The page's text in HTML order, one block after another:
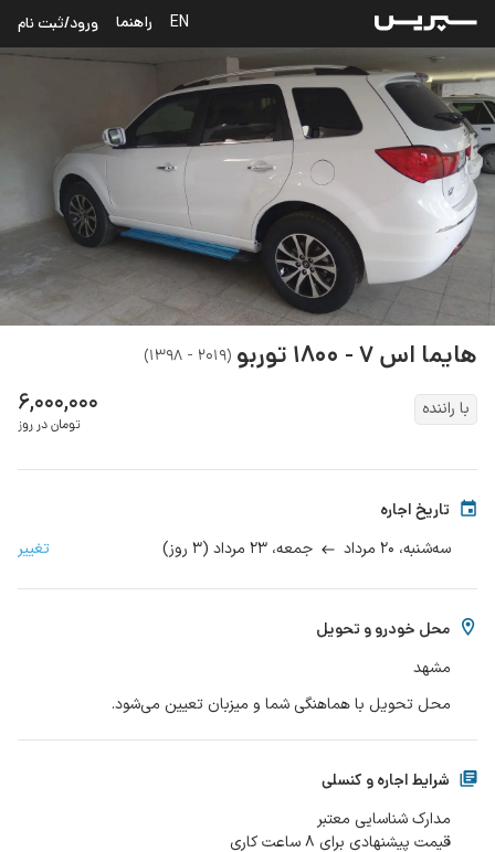
EN راهنما ورود/ثبت نام
هایما اس ۷ - ۱۸۰۰ توربو (۲۰۱۹ - ۱۳۹۸ )
با راننده ۶,۰۰۰,۰۰۰
تومان در روز
تاریخ اجاره
سه‌شنبه، جمعه، (۳ روز) تغییر
محل خودرو و تحویل
مشهد
محل تحویل با هماهنگی شما و میزبان تعیین می‌شود.
شرایط اجاره و کنسلی